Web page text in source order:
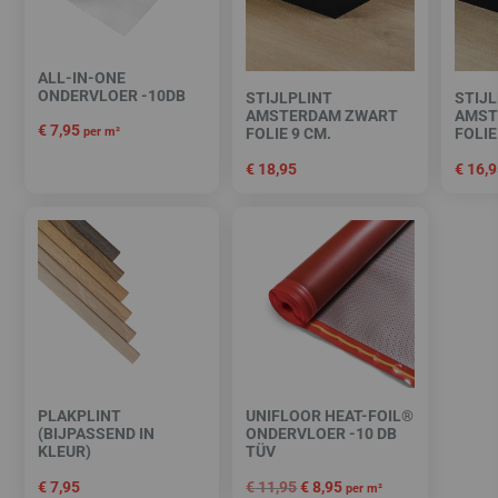
ALL-IN-ONE
ONDERVLOER -10DB
€7,95 per m²
STIJLPLINT
AMSTERDAM ZWART
FOLIE 9 CM.
€ 18,95
FOLIE
€
PLAKPLINT
(BIJPASSEND IN
KLEUR)
€7,95
UNIFLOOR HEAT-FOIL®
ONDERVLOER -10 DB
TÜV
€11,95 €8,95 per m²